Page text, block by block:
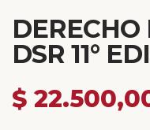
DERECHO
DSR 11°
$